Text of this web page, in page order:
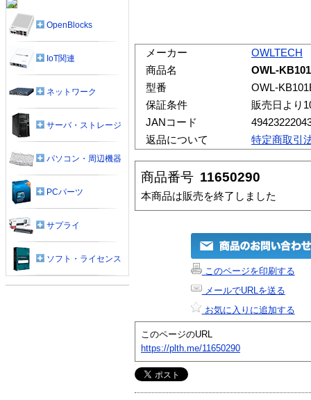
メーカー
OWLTECH
商品名
OWL-
型番
OWL-
保証条件
販売日より
JANコード
返品について
特定商取引
商品番号 11650290
本商品は販売を終了しました
このページを印刷する
メールでURLを送る
お気に入りに追加する
このページのURL
https://plth.me/11650290
OpenBlocks
IoT関連
ネットワーク
サーバ・ストレージ
パソコン・周辺機器
PCパーツ
サプライ
ソフト・ライセンス